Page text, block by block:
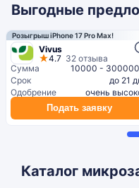
Выгодные
Розыгрыш iPhone 17 Pro Max!
Vivus
4.7 32 отзыва
Сумма
10000 -
Срок
до 21
Одобрение
очень
Подать заявку
Каталог